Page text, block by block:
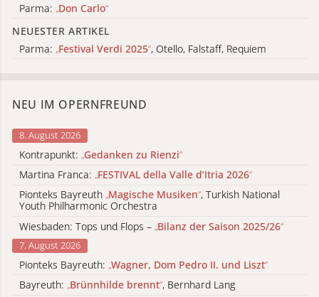
Parma: „Don Carlo“
NEUESTER ARTIKEL
Parma: „Festival Verdi 2025“, Otello, Falstaff, Requiem
NEU IM OPERNFREUND
8. August 2026
Kontrapunkt: „Gedanken zu Rienzi“
Martina Franca: „FESTIVAL della Valle d’Itria 2026“
Pionteks Bayreuth „Magische Musiken“, Turkish National
Youth Philharmonic Orchestra
Wiesbaden: Tops und Flops – „Bilanz der Saison 2025/26“
7. August 2026
Pionteks Bayreuth: „Wagner, Dom Pedro II. und Liszt“
Bayreuth: „Brünnhilde brennt“, Bernhard Lang